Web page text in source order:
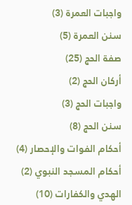
واجبات العمرة (3)
سنن العمرة (5)
صفة الحج (25)
أركان الحج (2)
واجبات الحج (3)
سنن الحج (8)
أحكام الفوات والإحصار (4)
أحكام المسجد النبوي (2)
الهدي والكفارات (10)